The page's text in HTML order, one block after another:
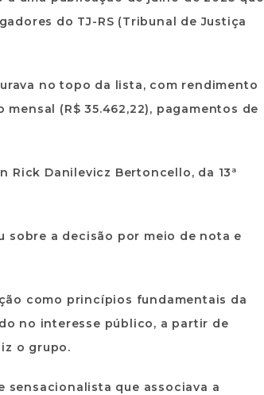
do TJ-RS (Tribunal de Justiça
no topo da lista, com rendimento
(R$ 35.462,22), pagamentos de
Rick Danilevicz Bertoncello, da 13ª
sobre a decisão por meio de nota e
como princípios fundamentais da
no interesse público, a partir de
o grupo.
sensacionalista que associava a